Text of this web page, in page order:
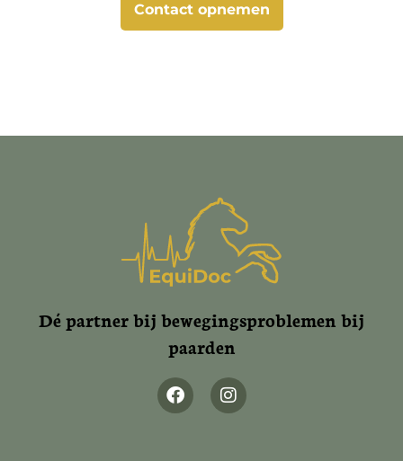
Contact opnemen
Dé partner bij bewegingsproblemen bij
paarden